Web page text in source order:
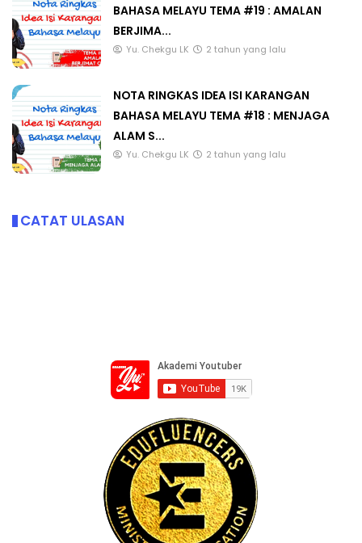
BAHASA MELAYU TEMA #19 : AMALAN
BERJIMA...
Yu. Chekgu LK 2 tahun yang lalu
NOTA RINGKAS IDEA ISI KARANGAN
BAHASA MELAYU TEMA #18 : MENJAGA
ALAM S...
Yu. Chekgu LK 2 tahun yang lalu
CATAT ULASAN